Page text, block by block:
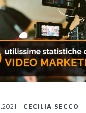
| CECILIA SECCO